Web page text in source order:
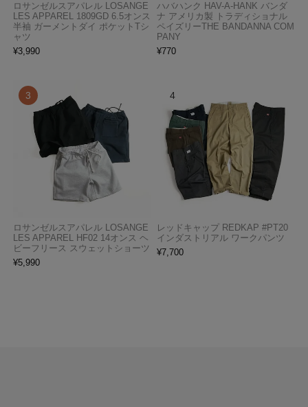
ロサンゼルスアパレル LOSANGE
LES APPAREL 1809GD 6.5オンス
半袖 ガーメントダイ ポケットTシ
ャツ
¥3,990
ハバハンク HAV-A-HANK バンダ
ナ アメリカ製 トラディショナル
ペイズリーTHE BANDANNA COM
PANY
¥770
ロサンゼルスアパレル LOSANGE
LES APPAREL HF02 14オンス ヘ
ビーフリース スウェットショーツ
¥5,990
レッドキャップ REDKAP #PT20
インダストリアル ワークパンツ
¥7,700